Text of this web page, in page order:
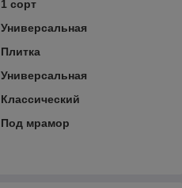
1 сорт
Универсальная
Плитка
Универсальная
Классический
Под мрамор